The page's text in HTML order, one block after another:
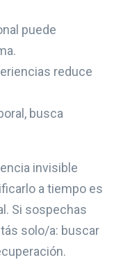
puede
reduce
busca
invisible
a tiempo es
Si sospechas
solo/a: buscar